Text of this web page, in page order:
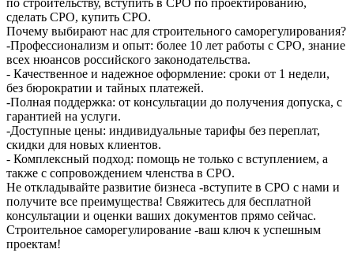
сделать СРО, купить СРО.
Почему выбирают нас для строительного саморегулирования?
-Профессионализм и опыт: более 10 лет работы с СРО, знание
всех нюансов российского законодательства.
- Качественное и надежное оформление: сроки от 1 недели,
без бюрократии и тайных платежей.
-Полная поддержка: от консультации до получения допуска, с
гарантией на услуги.
-Доступные цены: индивидуальные тарифы без переплат,
скидки для новых клиентов.
- Комплексный подход: помощь не только с вступлением, а
также с сопровождением членства в СРО.
Не откладывайте развитие бизнеса -вступите в СРО с нами и
получите все преимущества! Свяжитесь для бесплатной
консультации и оценки ваших документов прямо сейчас.
Строительное саморегулирование -ваш ключ к успешным
проектам!